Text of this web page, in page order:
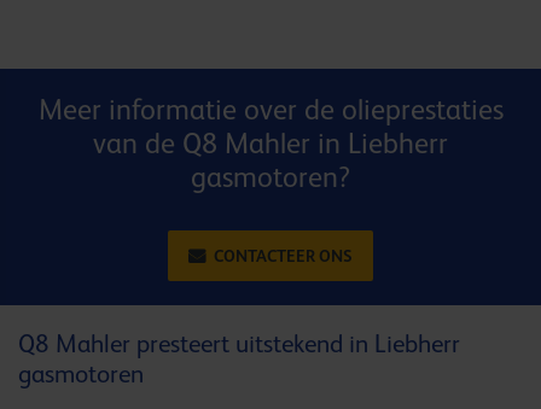
Meer informatie over de olieprestaties
van de Q8 Mahler in Liebherr
gasmotoren?
CONTACTEER ONS
Q8 Mahler presteert uitstekend in Liebherr
gasmotoren